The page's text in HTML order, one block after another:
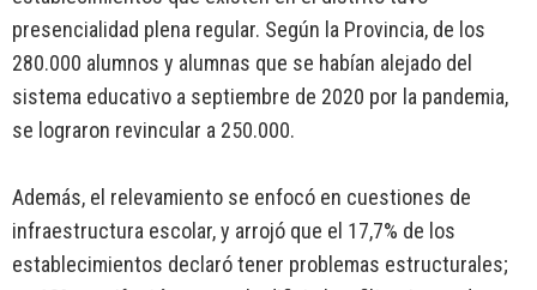
presencialidad plena regular. Según la Provincia, de los
280.000 alumnos y alumnas que se habían alejado del
sistema educativo a septiembre de 2020 por la pandemia,
se lograron revincular a 250.000.
Además, el relevamiento se enfocó en cuestiones de
infraestructura escolar, y arrojó que el 17,7% de los
establecimientos declaró tener problemas estructurales;